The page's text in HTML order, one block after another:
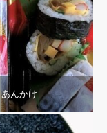
んかけ